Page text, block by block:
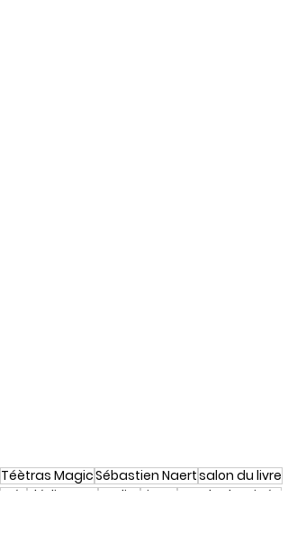
Téètras MagicSébastien Naertsalon du livre
Fré !
dédicaces atelier Livres
Bande dessinée